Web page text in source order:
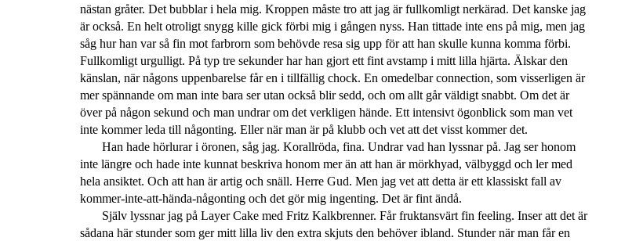
nästan gråter. Det bubblar i hela mig. Kroppen måste tro att jag är fullkomligt nerkärad. Det kanske jag
är också. En helt otroligt snygg kille gick förbi mig i gången nyss. Han tittade inte ens på mig, men jag
såg hur han var så fin mot farbrorn som behövde resa sig upp för att han skulle kunna komma förbi.
Fullkomligt urgulligt. På typ tre sekunder har han gjort ett fint avstamp i mitt lilla hjärta. Älskar den
känslan, när någons uppenbarelse får en i tillfällig chock. En omedelbar connection, som visserligen är
mer spännande om man inte bara ser utan också blir sedd, och om allt går väldigt snabbt. Om det är
över på någon sekund och man undrar om det verkligen hände. Ett intensivt ögonblick som man vet
inte kommer leda till någonting. Eller när man är på klubb och vet att det visst kommer det.
Han hade hörlurar i öronen, såg jag. Korallröda, fina. Undrar vad han lyssnar på. Jag ser honom
inte längre och hade inte kunnat beskriva honom mer än att han är mörkhyad, välbyggd och ler med
hela ansiktet. Och att han är artig och snäll. Herre Gud. Men jag vet att detta är ett klassiskt fall av
kommer-inte-att-hända-någonting och det gör mig ingenting. Det är fint ändå.
Själv lyssnar jag på Layer Cake med Fritz Kalkbrenner. Får fruktansvärt fin feeling. Inser att det är
sådana här stunder som ger mitt lilla liv den extra skjuts den behöver ibland. Stunder när man får en